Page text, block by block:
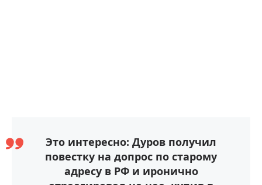
Это интересно: Дуров получил
повестку на допрос по старому
адресу в РФ и иронично